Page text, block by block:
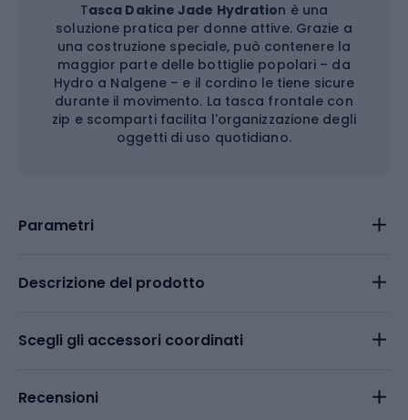
Tasca Dakine Jade Hydration è una
soluzione pratica per donne attive. Grazie a
una costruzione speciale, può contenere la
maggior parte delle bottiglie popolari – da
Hydro a Nalgene – e il cordino le tiene sicure
durante il movimento. La tasca frontale con
zip e scomparti facilita l'organizzazione degli
oggetti di uso quotidiano.
Parametri
Descrizione del prodotto
Scegli gli accessori coordinati
Recensioni